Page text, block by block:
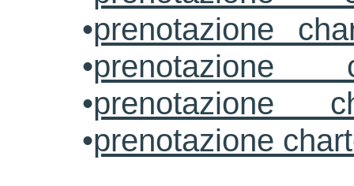
•prenotazione
•prenotazione
•prenotazione
•prenotazione